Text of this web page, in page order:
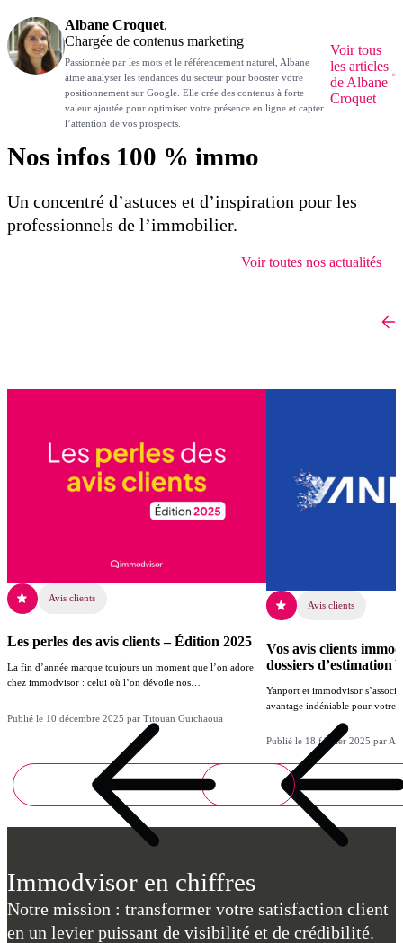
Albane Croquet,
Chargée de contenus marketing
Passionnée par les mots et le référencement naturel, Albane
aime analyser les tendances du secteur pour booster votre
positionnement sur Google. Elle crée des contenus à forte
valeur ajoutée pour optimiser votre présence en ligne et capter
l’attention de vos prospects.
Voir tous
les articles
de Albane
Croquet
Nos infos 100 % immo
Un concentré d’astuces et d’inspiration pour les
professionnels de l’immobilier.
Voir toutes nos actualités
Avis clients
Les perles des avis clients – Édition 2025
La fin d’année marque toujours un moment que l’on adore
chez immodvisor : celui où l’on dévoile nos…
Publié le 10 décembre 2025 par Titouan Guichaoua
Avis clients
Vos avis clients
dossiers d’estimation
Yanport et immodvisor
avantage indéniable pour votre
Publié le 18 février 2025 par
Immodvisor en chiffres
Notre mission : transformer votre satisfaction client
en un levier puissant de visibilité et de crédibilité.